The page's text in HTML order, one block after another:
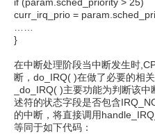
curr_irq_prio =
}
在中断处理阶段当中断发生时
断，do_IRQ( )在做了必要的相
_do_IRQ( )主要功能为判断该
述符的状态字段是否包含
的中断，将直接调用
等同于如下代码：